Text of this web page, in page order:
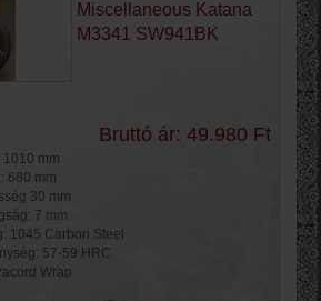
Miscellaneous Katana
M3341 SW941BK
Bruttó ár: 49.980 Ft
1010 mm
680 mm
30 mm
7 mm
1045 Carbon Steel
57-59 HRC
Wrap